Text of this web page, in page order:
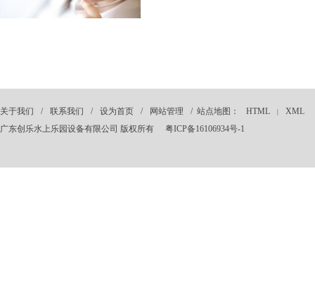
关于我们 / 联系我们 / 设为首页 / 网站管理 / 站点地图： HTML
XML
广东创乐水上乐园设备有限公司 版权所有
粤ICP备16106934号-1